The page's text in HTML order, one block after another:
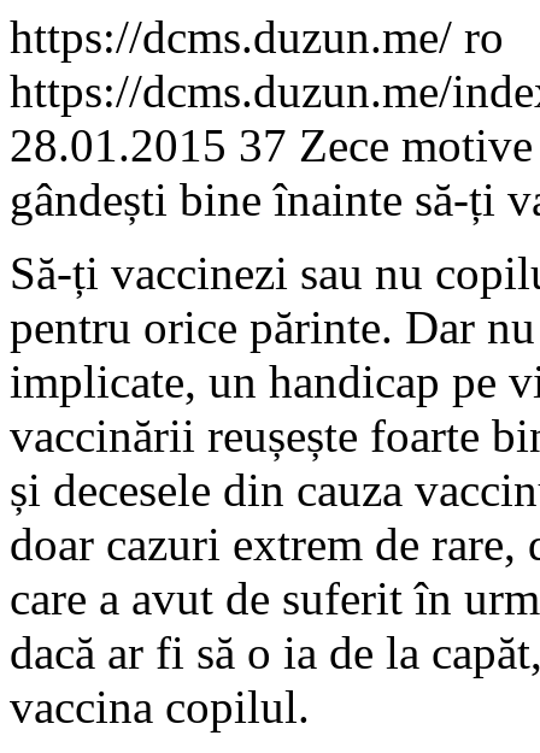
https://dcms.duzun.me/ ro
https://dcms.duzun.me/
28.01.2015 37 Zece
gândești bine înainte să-ți
Să-ți vaccinezi sau nu
pentru orice părinte. Dar
implicate, un handicap pe
vaccinării reușește foarte
și decesele din cauza
doar cazuri extrem de
care a avut de suferit în
dacă ar fi să o ia de la
vaccina copilul.